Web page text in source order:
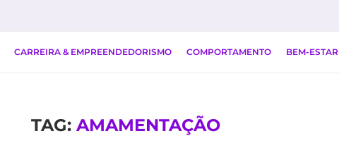
CARREIRA & EMPREENDEDORISMO COMPORTAMENTO BEM-ESTAR
TAG: AMAMENTAÇÃO